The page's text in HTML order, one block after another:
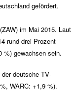
gefördert.
(ZAW) im Mai 2015. Laut
rund drei Prozent
%) gewachsen sein.
deutsche TV-
, WARC: +1,9 %).